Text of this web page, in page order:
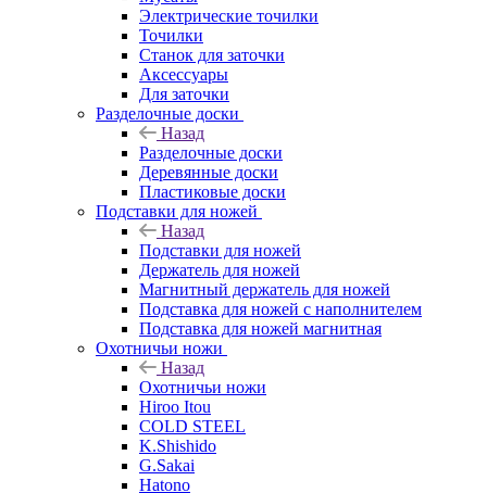
Электрические точилки
Точилки
Станок для заточки
Аксессуары
Для заточки
Разделочные доски
Назад
Разделочные доски
Деревянные доски
Пластиковые доски
Подставки для ножей
Назад
Подставки для ножей
Держатель для ножей
Магнитный держатель для ножей
Подставка для ножей с наполнителем
Подставка для ножей магнитная
Охотничьи ножи
Назад
Охотничьи ножи
Hiroo Itou
COLD STEEL
K.Shishido
G.Sakai
Hatono